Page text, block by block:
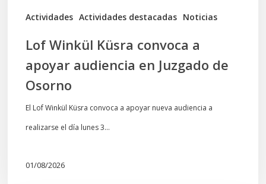
Actividades Actividades destacadas Noticias
Lof Winkül Küsra convoca a
apoyar audiencia en Juzgado de
Osorno
El Lof Winkül Küsra convoca a apoyar nueva audiencia a
realizarse el día lunes 3…
01/08/2026